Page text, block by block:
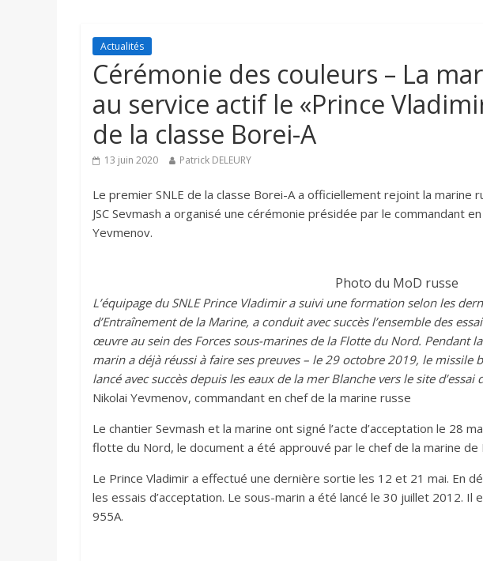
Actualités
Cérémonie des couleurs – La
au service actif le «Prince
de la classe Borei-A
13 juin 2020 Patrick DELEURY
Le premier SNLE de la classe Borei-A a officiellement rejoint la marine
JSC Sevmash a organisé une cérémonie présidée par le commandant
Yevmenov.
Photo du MoD russe
L’équipage du SNLE Prince Vladimir a suivi une formation selon les
d’Entraînement de la Marine, a conduit avec succès l’ensemble des
œuvre au sein des Forces sous-marines de la Flotte du Nord. Pendant
marin a déjà réussi à faire ses preuves – le 29 octobre 2019, le missile
lancé avec succès depuis les eaux de la mer Blanche vers le site d’essai
Nikolai Yevmenov, commandant en chef de la marine russe
Le chantier Sevmash et la marine ont signé l’acte d’acceptation le 28
flotte du Nord, le document a été approuvé par le chef de la marine de
Le Prince Vladimir a effectué une dernière sortie les 12 et 21 mai. En
les essais d’acceptation. Le sous-marin a été lancé le 30 juillet 2012.
955A.